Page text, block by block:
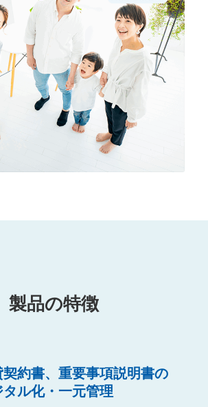
製品の特徴
約書、重要事項説明書の
タル化・一元管理